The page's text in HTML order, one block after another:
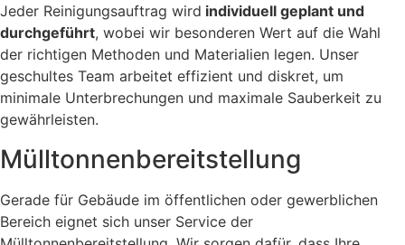
Jeder Reinigungsauftrag wird individuell geplant und
durchgeführt, wobei wir besonderen Wert auf die Wahl
der richtigen Methoden und Materialien legen. Unser
geschultes Team arbeitet effizient und diskret, um
minimale Unterbrechungen und maximale Sauberkeit zu
gewährleisten.
Mülltonnenbereitstellung
Gerade für Gebäude im öffentlichen oder gewerblichen
Bereich eignet sich unser Service der